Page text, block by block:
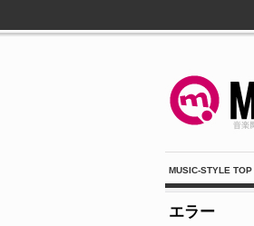
MUSIC-STYLE TOP
エラー